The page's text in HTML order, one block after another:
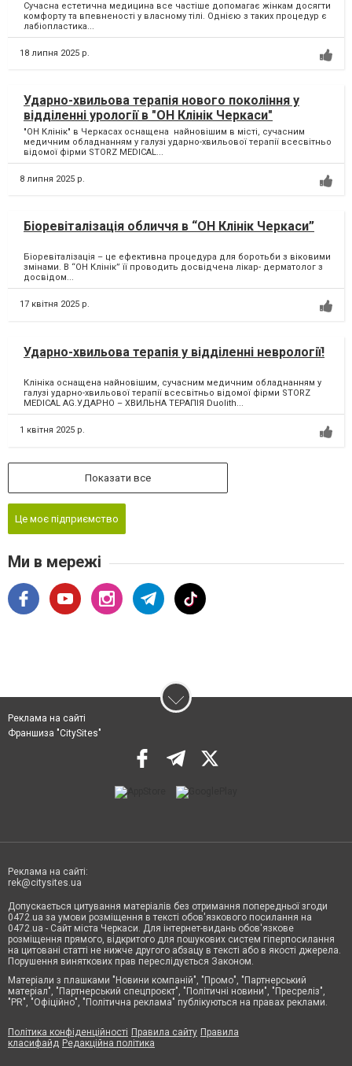
Сучасна естетична медицина все частіше допомагає жінкам досягти
комфорту та впевненості у власному тілі. Однією з таких процедур є
лабіопластика...
18 липня 2025 р.
Ударно-хвильова терапія нового покоління у
відділенні урології в "ОН Клінік Черкаси"
"ОН Клінік" в Черкасах оснащена найновішим в місті, сучасним
медичним обладнанням у галузі ударно-хвильової терапії всесвітньо
відомої фірми STORZ MEDICAL...
8 липня 2025 р.
Біоревіталізація обличчя в “ОН Клінік Черкаси”
Біоревіталізація – це ефективна процедура для боротьби з віковими
змінами. В “ОН Клінік” її проводить досвідчена лікар- дерматолог з
досвідом...
17 квітня 2025 р.
Ударно-хвильова терапія у відділенні неврології!
Клініка оснащена найновішим, сучасним медичним обладнанням у
галузі ударно-хвильової терапії всесвітньо відомої фірми STORZ
MEDICAL AG.УДАРНО – ХВИЛЬНА ТЕРАПІЯ Duolith...
1 квітня 2025 р.
Показати все
Це моє підприємство
Ми в мережі
Реклама на сайті
Франшиза "CitySites"
Реклама на сайті:
rek@citysites.ua
Допускається цитування матеріалів без отримання попередньої згоди
0472.ua за умови розміщення в тексті обов'язкового посилання на
0472.ua - Сайт міста Черкаси. Для інтернет-видань обов'язкове
розміщення прямого, відкритого для пошукових систем гіперпосилання
на цитовані статті не нижче другого абзацу в тексті або в якості джерела.
Порушення виняткових прав переслідується Законом.
Матеріали з плашками "Новини компаній", "Промо", "Партнерський
матеріал", "Партнерський спецпроєкт", "Політичні новини", "Пресреліз",
"PR", "Офіційно", "Політична реклама" публікуються на правах реклами.
Політика конфіденційності Правила сайту Правила
класифайд Редакційна політика